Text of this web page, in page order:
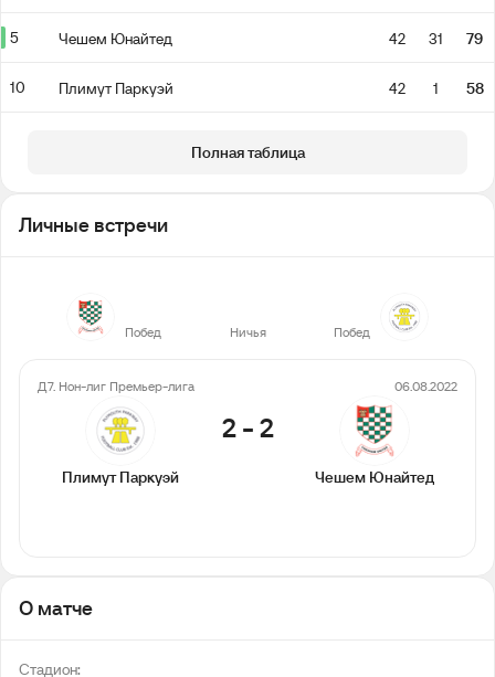
5 Чешем Юнайтед 42 31 79
10 Плимут Паркуэй 42 1 58
Полная таблица
Личные встречи
Побед Ничья Побед
Д7. Нон-лиг Премьер-лига 06.08.2022
Плимут Паркуэй
2 -2
Чешем Юнайтед
О матче
Стадион: